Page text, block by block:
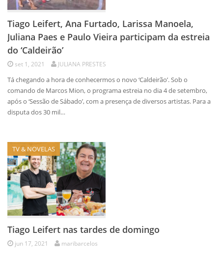
Tiago Leifert, Ana Furtado, Larissa Manoela,
Juliana Paes e Paulo Vieira participam da estreia
do ‘Caldeirão’
set 1, 2021 JULIANA PRESTES
Tá chegando a hora de conhecermos o novo ‘Caldeirão’. Sob o
comando de Marcos Mion, o programa estreia no dia 4 de setembro,
após o ‘Sessão de Sábado’, com a presença de diversos artistas. Para a
disputa dos 30 mil…
TV & NOVELAS
Tiago Leifert nas tardes de domingo
jun 17, 2021 maribarcelos